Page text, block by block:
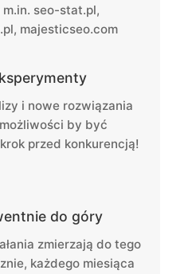
seo-stat.pl,
majesticseo.com
i nowe rozwiązania
by być
przed konkurencją!
do góry
zmierzają do tego
każdego miesiąca